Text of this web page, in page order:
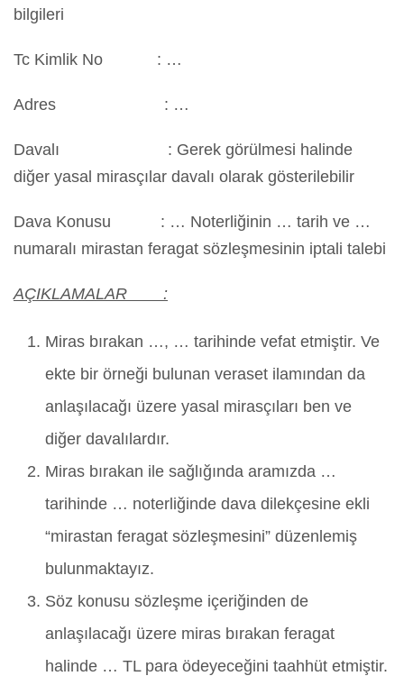
bilgileri
Tc Kimlik No : …
Adres : …
Davalı : Gerek görülmesi halinde
diğer yasal mirasçılar davalı olarak gösterilebilir
Dava Konusu : … Noterliğinin … tarih ve …
numaralı mirastan feragat sözleşmesinin iptali talebi
AÇIKLAMALAR :
Miras bırakan …, … tarihinde vefat etmiştir. Ve
ekte bir örneği bulunan veraset ilamından da
anlaşılacağı üzere yasal mirasçıları ben ve
diğer davalılardır.
Miras bırakan ile sağlığında aramızda …
tarihinde … noterliğinde dava dilekçesine ekli
“mirastan feragat sözleşmesini” düzenlemiş
bulunmaktayız.
Söz konusu sözleşme içeriğinden de
anlaşılacağı üzere miras bırakan feragat
halinde … TL para ödeyeceğini taahhüt etmiştir.